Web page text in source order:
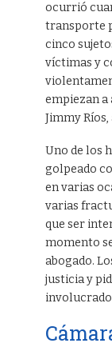
ocurrió
transporte
cinco
víctimas y
empiezan a
Jimmy
Uno de los
golpeado
en varias
varias
que ser
momento
abogado.
justicia y